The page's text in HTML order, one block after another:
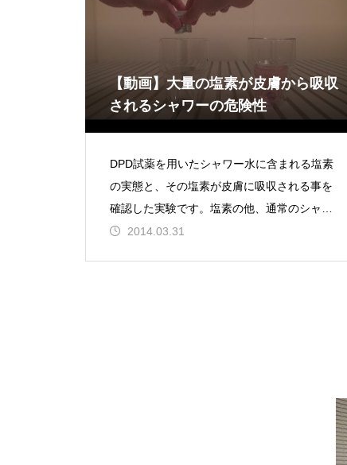
【動画】大量の塩素が皮膚から吸収
されるシャワーの危険性
DPD試薬を用いたシャワー水に含まれる塩素
の実態と、その塩素が皮膚に吸収される事を
確認した実験です。塩素の他、通常のシャワ
ー水には発癌性物質のトリハロメタンなども
2014.03.31